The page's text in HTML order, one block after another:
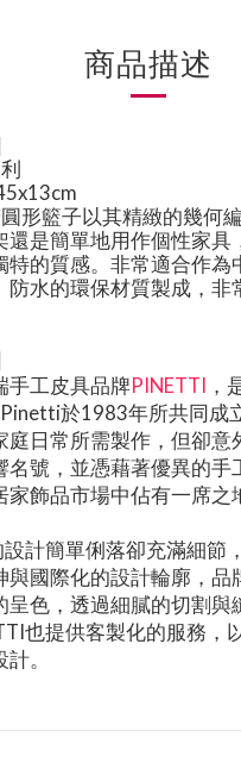
商品描述
形籃子以其精緻的幾何
還是簡單地用作個性家具
特的質感。非常適合作為
防水的環保材質製成，非
手工皮具品牌PINETTI ，
於1983年所共同成
庭日常所需製作，但卻意
名號，並憑藉著優異的手
飾品市場中佔有一席之
設計簡單俐落卻充滿細節
與國際化的設計輪廓，品
呈色，透過細膩的切割與
也提供客製化的服務，
。